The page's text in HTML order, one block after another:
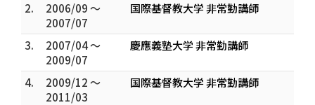
2.
2006/09 ～
2007/07
国際基督教大学 非常勤講師
3.
2007/04 ～
2009/07
慶應義塾大学 非常勤講師
4.
2009/12 ～
2011/03
国際基督教大学 非常勤講師